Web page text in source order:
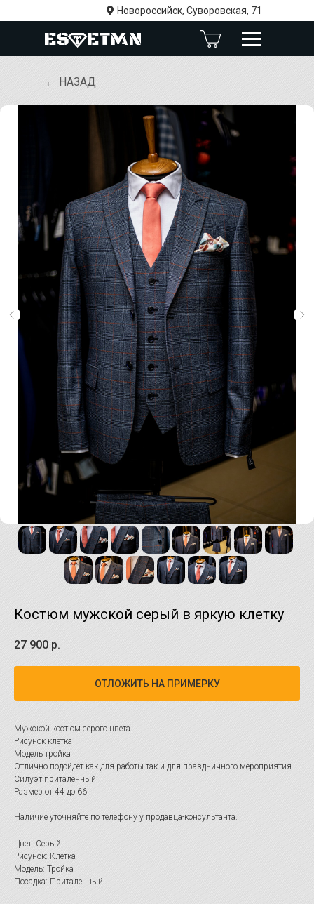
Новороссийск, Суворовская, 71
← НАЗАД
Костюм мужской серый в яркую клетку
27 900 р.
ОТЛОЖИТЬ НА ПРИМЕРКУ
Мужской костюм серого цвета
Рисунок клетка
Модель тройка
Отлично подойдет как для работы так и для праздничного мероприятия
Силуэт приталенный
Размер от 44 до 66
Наличие уточняйте по телефону у продавца-консультанта.
Цвет: Серый
Рисунок: Клетка
Модель: Тройка
Посадка: Приталенный